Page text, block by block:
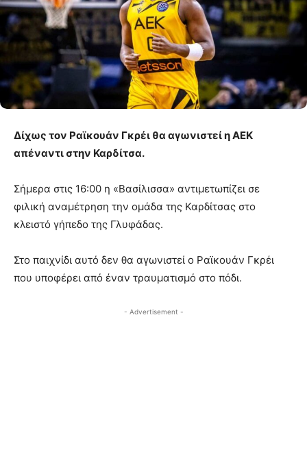
Δίχως τον Ραϊκουάν Γκρέι θα αγωνιστεί η ΑΕΚ
απέναντι στην Καρδίτσα.
Σήμερα στις 16:00 η «Βασίλισσα» αντιμετωπίζει σε
φιλική αναμέτρηση την ομάδα της Καρδίτσας στο
κλειστό γήπεδο της Γλυφάδας.
Στο παιχνίδι αυτό δεν θα αγωνιστεί ο Ραϊκουάν Γκρέι
που υποφέρει από έναν τραυματισμό στο πόδι.
- Advertisement -